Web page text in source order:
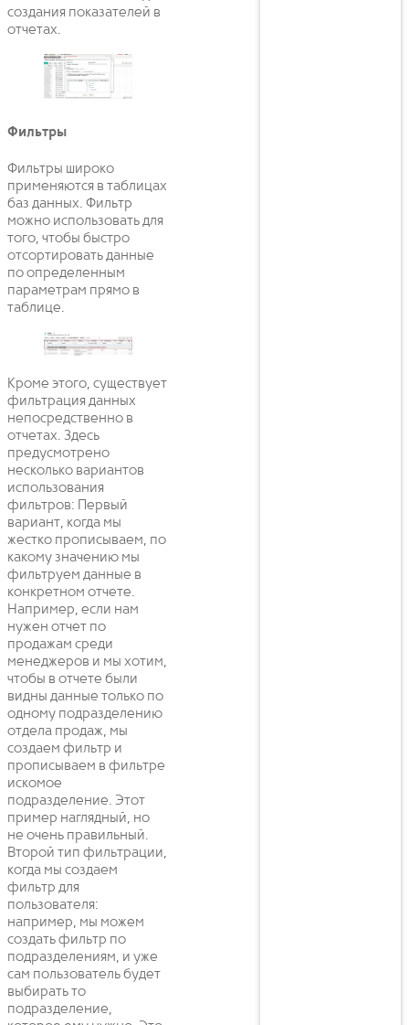
создания показателей в
отчетах.
Фильтры
Фильтры широко
применяются в таблицах
баз данных. Фильтр
можно использовать для
того, чтобы быстро
отсортировать данные
по определенным
параметрам прямо в
таблице.
Кроме этого, существует
фильтрация данных
непосредственно в
отчетах. Здесь
предусмотрено
несколько вариантов
использования
фильтров: Первый
вариант, когда мы
жестко прописываем, по
какому значению мы
фильтруем данные в
конкретном отчете.
Например, если нам
нужен отчет по
продажам среди
менеджеров и мы хотим,
чтобы в отчете были
видны данные только по
одному подразделению
отдела продаж, мы
создаем фильтр и
прописываем в фильтре
искомое
подразделение. Этот
пример наглядный, но
не очень правильный.
Второй тип фильтрации,
когда мы создаем
фильтр для
пользователя:
например, мы можем
создать фильтр по
подразделениям, и уже
сам пользователь будет
выбирать то
подразделение,